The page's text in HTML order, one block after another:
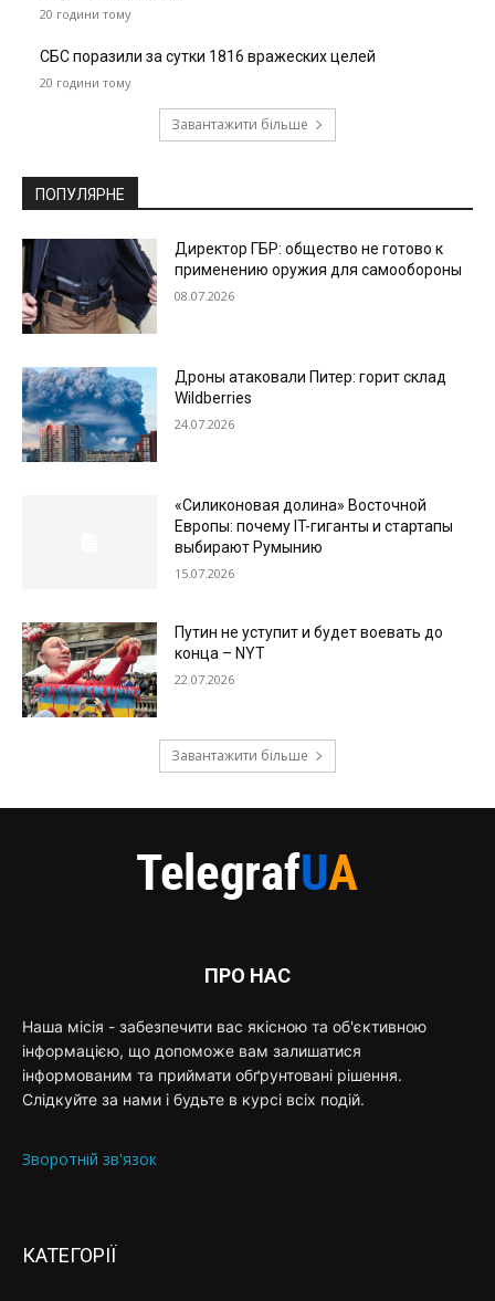
20 години тому
СБС поразили за сутки 1816 вражеских целей
20 години тому
Завантажити більше
ПОПУЛЯРНЕ
Директор ГБР: общество не готово к
применению оружия для самообороны
08.07.2026
Дроны атаковали Питер: горит склад
Wildberries
24.07.2026
«Силиконовая долина» Восточной
Европы: почему IT-гиганты и стартапы
выбирают Румынию
15.07.2026
Путин не уступит и будет воевать до
конца – NYT
22.07.2026
Завантажити більше
ПРО НАС
Наша місія - забезпечити вас якісною та об'єктивною
інформацією, що допоможе вам залишатися
інформованим та приймати обґрунтовані рішення.
Слідкуйте за нами і будьте в курсі всіх подій.
Зворотній зв'язок
КАТЕГОРІЇ